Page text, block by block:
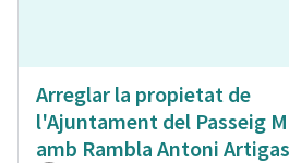
Arreglar la propietat de
l'Ajuntament del Passeig
amb Rambla Antoni Artigas